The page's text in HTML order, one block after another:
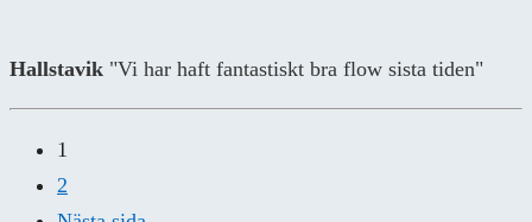
Hallstavik "Vi har haft fantastiskt bra flow sista tiden"
1
2